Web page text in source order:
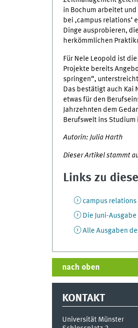
in Bochum arbeitet
bei ‚campus relations‘
Dinge ausprobieren,
herkömmlichen
Für Nele Leopold ist
Projekte bereits
springen“,
Das bestätigt auch Kai
etwas für den
Jahrzehnten dem
Berufswelt ins Studium
Autorin: Julia Harth
Dieser Artikel stammt
Links zu
campus relations
Die Juni-
Alle Ausgaben
nach oben
KONTAKT
Universität Münster